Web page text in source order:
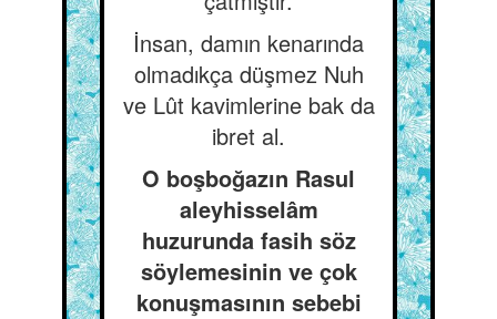
İnsan, damın kenarında
olmadıkça düşmez Nuh
ve Lût kavimlerine bak da
ibret al.
O boşboğazın Rasul
aleyhisselâm
huzurunda fasih söz
söylemesinin ve çok
konuşmasının sebebi